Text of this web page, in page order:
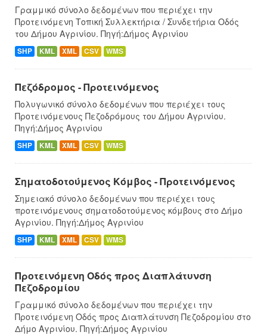
Γραμμικό σύνολο δεδομένων που περιέχει την
Προτεινόμενη Τοπική Συλλεκτήρια / Συνδετήρια Οδός
του Δήμου Αγρινίου. Πηγή:Δήμος Αγρινίου
SHP KML XML CSV WMS
Πεζόδρομος - Προτεινόμενος
Πολυγωνικό σύνολο δεδομένων που περιέχει τους
Προτεινόμενους Πεζοδρόμους του Δήμου Αγρινίου.
Πηγή:Δήμος Αγρινίου
SHP KML XML CSV WMS
Σηματοδοτούμενος Κόμβος - Προτεινόμενος
Σημειακό σύνολο δεδομένων που περιέχει τους
προτεινόμενους σηματοδοτούμενος κόμβους στο Δήμo
Αγρινίου. Πηγή:Δήμος Αγρινίου
SHP KML XML CSV WMS
Προτεινόμενη Οδός προς Διαπλάτυνση
Πεζοδρομίου
Γραμμικό σύνολο δεδομένων που περιέχει την
Προτεινόμενη Οδός προς Διαπλάτυνση Πεζοδρομίου στο
Δήμο Αγρινίου. Πηγή:Δήμος Αγρινίου